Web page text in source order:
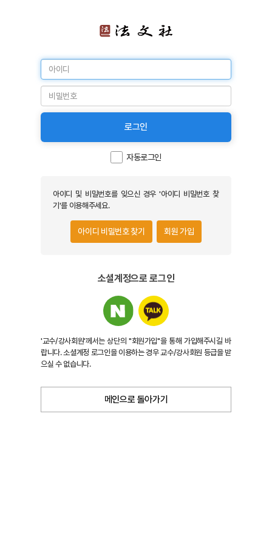
로그인
자동로그인
아이디 및 비밀번호를 잊으신 경우 '아이디 비밀번호 찾
기'를 이용해주세요.
아이디 비밀번호 찾기 회원 가입
소셜계정으로 로그인
'교수/강사회원'께서는 상단의 "회원가입"을 통해 가입해주시길 바
랍니다. 소셜계정 로그인을 이용하는 경우 교수/강사회원 등급을 받
으실 수 없습니다.
메인으로 돌아가기